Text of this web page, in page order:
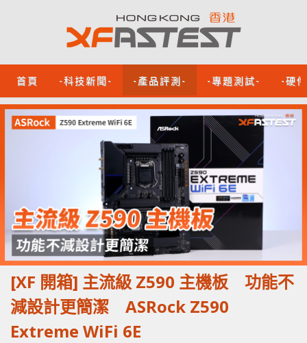
首頁 -科技新聞- -產品評測- -專題測試- -硬
[XF 開箱] 主流級 Z590 主機板 功能不
減設計更簡潔 ASRock Z590
Extreme WiFi 6E